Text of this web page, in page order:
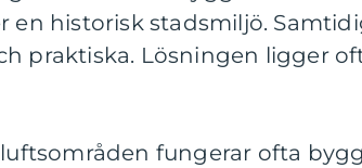
en historisk stadsmiljö.
praktiska. Lösningen ligger
fungerar ofta